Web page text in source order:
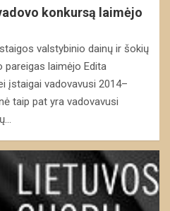
konkursą laimėjo
valstybinio dainų ir šokių
pareigas laimėjo Edita
įstaigai vadovavusi 2014–
taip pat yra vadovavusi